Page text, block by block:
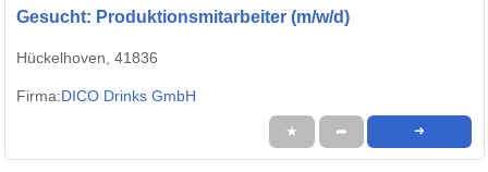
Gesucht: Produktionsmitarbeiter (m/w/d)
Hückelhoven, 41836
Firma:DICO Drinks GmbH
★ ➦ ➜